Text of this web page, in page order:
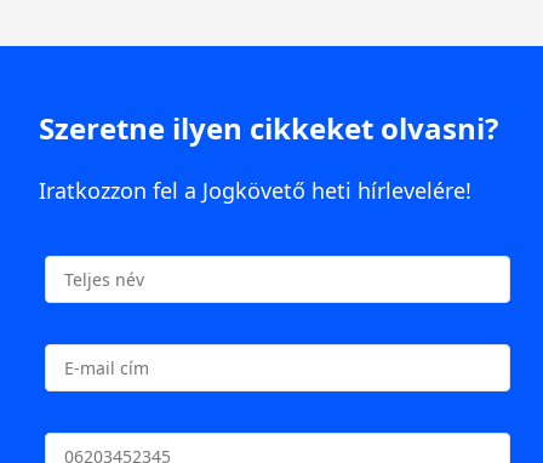
Szeretne ilyen cikkeket olvasni?
Iratkozzon fel a Jogkövető heti hírlevelére!